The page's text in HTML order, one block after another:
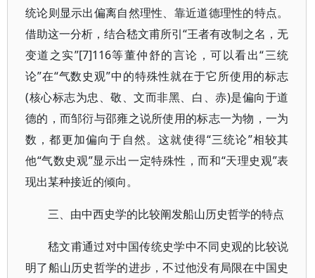
统论则显示出偏离自然理性、靠近道德理性的特点。
借助这一分析，结合嵇文甫所引“王者有改制之名，无
变道之实”[7]116等董仲舒的言论，可以看出“三统
论”在“气数史观”中的特殊性就在于它所使用的标志
(核心标志为忠、敬、文而非黑、白、赤)是偏向于道
德的，而邹衍与邵雍之说所使用的标志一为物，一为
数，都更加偏向于自然。这就使得“三统论”相较其
他“气数史观”显示出一定特殊性，而和“天理史观”表
现出某种接近的倾向。
三、由中西史学的比较阐发船山历史哲学的特点
嵇文甫通过对中国传统史学中不同史观的比较说
明了船山历史哲学的进步，不过他没有局限在中国史